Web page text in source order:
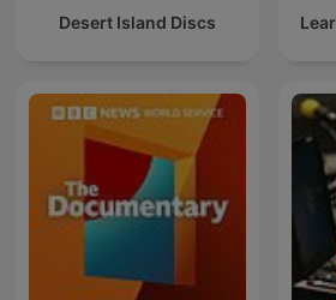
Desert Island Discs